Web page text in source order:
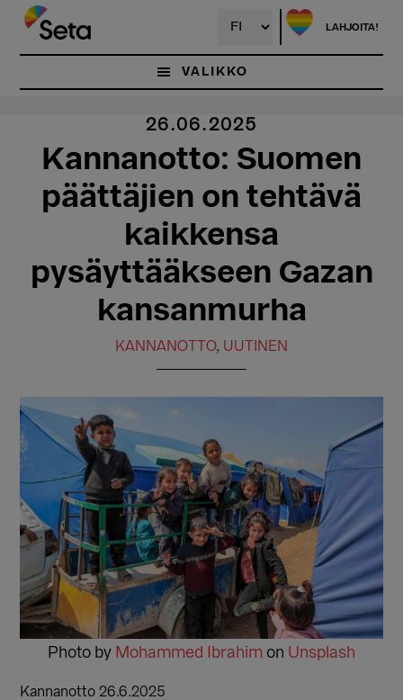
Hyppää
pääsisältöön
LAHJOITA!
VALIKKO
26.06.2025
Kannanotto: Suomen
päättäjien on tehtävä
kaikkensa
pysäyttääkseen Gazan
kansanmurha
KANNANOTTO, UUTINEN
Photo by Mohammed Ibrahim on Unsplash
Kannanotto 26.6.2025